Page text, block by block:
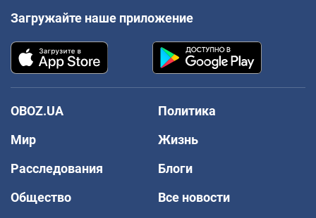
Загружайте наше приложение
OBOZ.UA
Политика
Мир
Жизнь
Расследования
Блоги
Общество
Все новости